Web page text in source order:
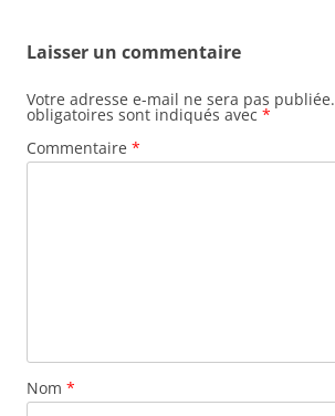
Laisser un commentaire
Votre adresse e-mail ne sera pas publiée.
obligatoires sont indiqués avec *
Commentaire *
Nom *